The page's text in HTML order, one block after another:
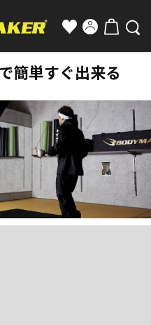
簡単すぐ出来る